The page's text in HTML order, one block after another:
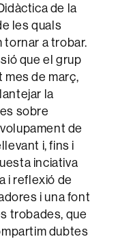
de la
les quals
tornar a trobar.
que el grup
mes de març,
la
sobre
de
i, fins i
inciativa
i reflexió de
i una font
trobades, que
dubtes